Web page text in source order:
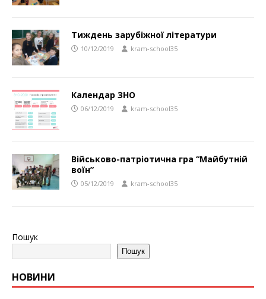
Тиждень зарубіжної літератури
10/12/2019 kram-school35
Календар ЗНО
06/12/2019 kram-school35
Військово-патріотична гра “Майбутній
воїн”
05/12/2019 kram-school35
Пошук
Пошук
НОВИНИ